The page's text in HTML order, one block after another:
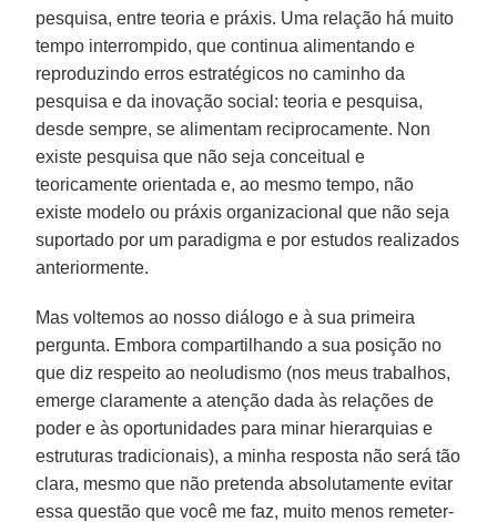
pesquisa, entre teoria e práxis. Uma relação há muito
tempo interrompido, que continua alimentando e
reproduzindo erros estratégicos no caminho da
pesquisa e da inovação social: teoria e pesquisa,
desde sempre, se alimentam reciprocamente. Non
existe pesquisa que não seja conceitual e
teoricamente orientada e, ao mesmo tempo, não
existe modelo ou práxis organizacional que não seja
suportado por um paradigma e por estudos realizados
anteriormente.
Mas voltemos ao nosso diálogo e à sua primeira
pergunta. Embora compartilhando a sua posição no
que diz respeito ao neoludismo (nos meus trabalhos,
emerge claramente a atenção dada às relações de
poder e às oportunidades para minar hierarquias e
estruturas tradicionais), a minha resposta não será tão
clara, mesmo que não pretenda absolutamente evitar
essa questão que você me faz, muito menos remeter-